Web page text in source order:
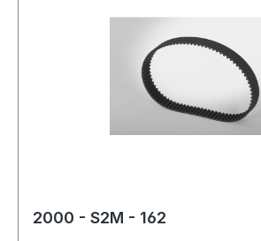
2000 - S2M - 162